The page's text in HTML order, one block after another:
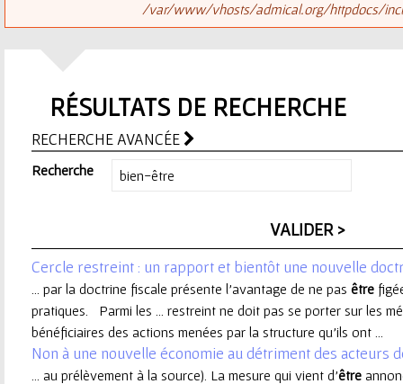
e
d
r
r
e
/var/www/vhosts/admical.org/httpdocs/
RÉSULTATS DE RECHERCHE
RECHERCHE AVANCÉE
Recherche
Cercle restreint : un rapport et bientôt une nouvelle
... par la doctrine fiscale présente l’avantage de ne pas être
pratiques. Parmi les ... restreint ne doit pas se porter sur les
bénéficiaires des actions menées par la structure qu’ils ont ...
Non à une nouvelle économie au détriment des acteurs
... au prélèvement à la source). La mesure qui vient d’être